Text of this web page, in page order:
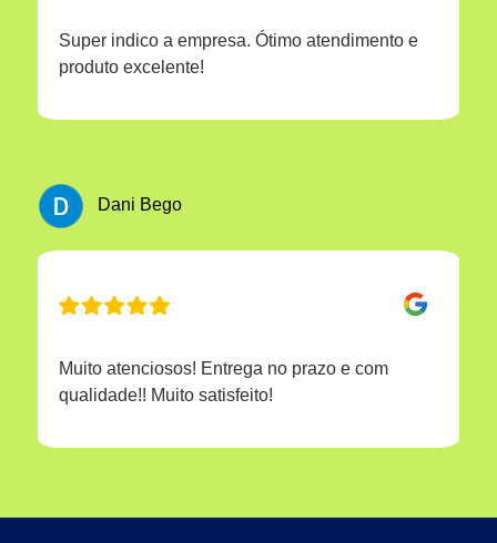
Super indico a empresa. Ótimo atendimento e
produto excelente!
Dani Bego
Muito atenciosos! Entrega no prazo e com
qualidade!! Muito satisfeito!